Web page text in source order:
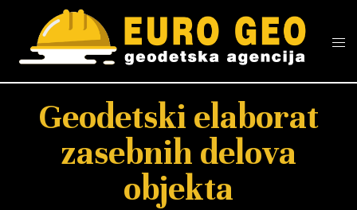
Geodetski elaborat
zasebnih delova
objekta